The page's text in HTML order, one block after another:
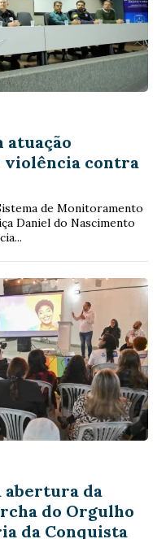
atuação
contra
de Monitoramento
Daniel do Nascimento
abertura da
do Orgulho
da Conquista